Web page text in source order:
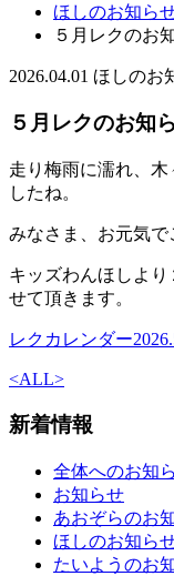
ほしのお知ら
５月レクのお
2026.04.01 ほしのお
５月レクのお知
走り梅雨に濡れ、
したね。
みなさま、お元気で
キッズわんほしよ
せて頂きます。
レクカレンダー
<ALL>
新着情報
全体へのお知
お知らせ
あおぞらのお
ほしのお知ら
たいようのお